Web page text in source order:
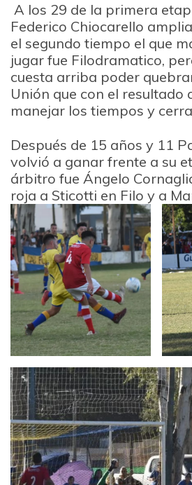
A los 29 de la primera
Federico Chiocarello
el segundo tiempo el que
jugar fue Filodramatico,
cuesta arriba poder
Unión que con el resultado
manejar los tiempos y
Después de 15 años y 11
volvió a ganar frente a su
árbitro fue Ángelo
roja a Sticotti en Filo y a